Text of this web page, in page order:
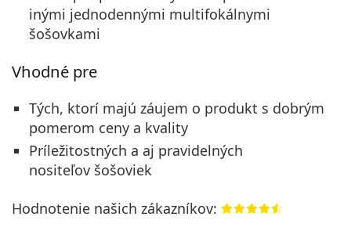
inými jednodennými multifokálnymi
šošovkami
Vhodné pre
Tých, ktorí majú záujem o produkt s dobrým
pomerom ceny a kvality
Príležitostných a aj pravidelných
nositeľov šošoviek
Hodnotenie našich zákazníkov: